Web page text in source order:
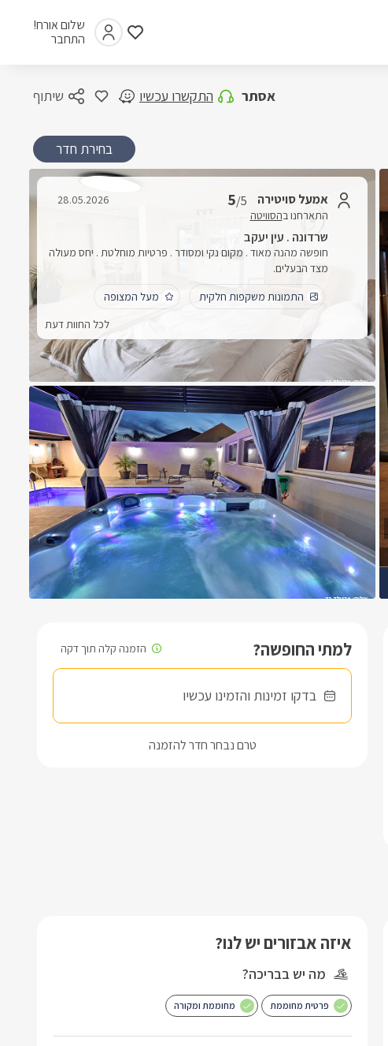
שלום אורח!
התחבר
שיתוף אסתר התקשרו עכשיו
בחירת חדר
אמעל סויטירה 5/5
התארחנו בהסוויטה
28.05.2026
שרדונה . עין יעקב
חופשה מהנה מאוד . מקום נקי ומסודר . פרטיות מוחלטת . יחס מעולה
מצד הבעלים.
התמונות משקפות חלקית
מעל המצופה
לכל החוות דעת
למתי החופשה?
בדקו זמינות והזמינו עכשיו
טרם נבחר חדר להזמנה
איזה אבזורים יש לנו?
מה יש בבריכה?
פרטית מחוממת מחוממת ומקורה